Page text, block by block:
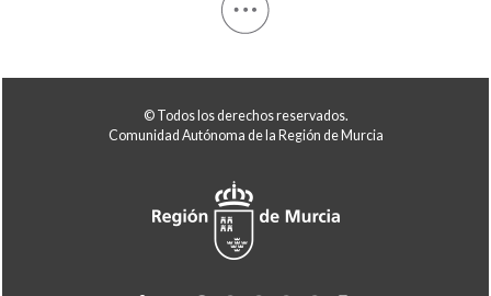
© Todos los derechos reservados.
Comunidad Autónoma de la Región de Murcia